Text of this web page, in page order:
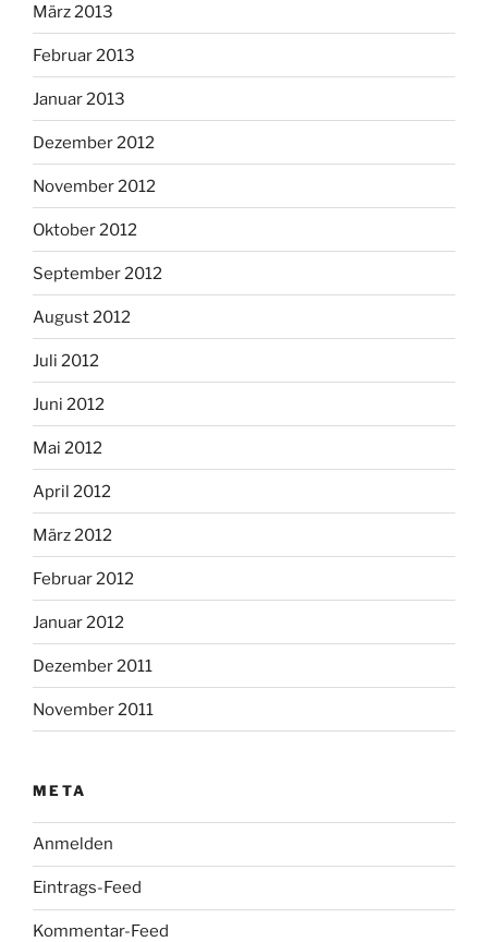
März 2013
Februar 2013
Januar 2013
Dezember 2012
November 2012
Oktober 2012
September 2012
August 2012
Juli 2012
Juni 2012
Mai 2012
April 2012
März 2012
Februar 2012
Januar 2012
Dezember 2011
November 2011
META
Anmelden
Eintrags-Feed
Kommentar-Feed